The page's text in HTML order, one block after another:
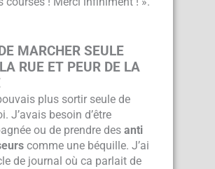
MARCHER SEULE
RUE ET PEUR DE LA
plus sortir seule de
J’avais besoin d’être
ou de prendre des anti
comme une béquille. J’ai
de journal où ca parlait de